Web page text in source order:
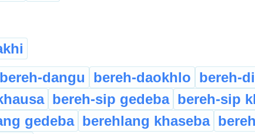
bereh-dangu bereh-daokhlo bereh-
bereh-sip gedeba bereh-sip
gedeba berehlang khaseba